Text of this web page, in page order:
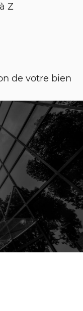
Z
de votre bien